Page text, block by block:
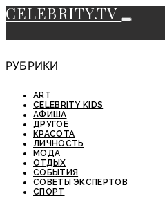
CELEBRITY.TV
РУБРИКИ
ART
CELEBRITY KIDS
АФИША
ДРУГОЕ
КРАСОТА
ЛИЧНОСТЬ
МОДА
ОТДЫХ
СОБЫТИЯ
СОВЕТЫ ЭКСПЕРТОВ
СПОРТ